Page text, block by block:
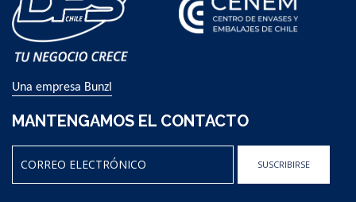
Una empresa Bunzl
MANTENGAMOS EL CONTACTO
SUSCRIBIRSE